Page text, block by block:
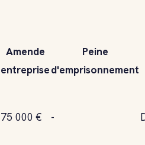
Amende
entreprise
Peine
d'emprisonnement
75 000 € -